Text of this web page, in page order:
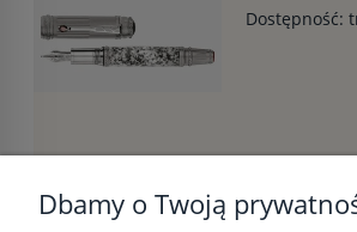
Dostępność:
Dbamy o Twoją